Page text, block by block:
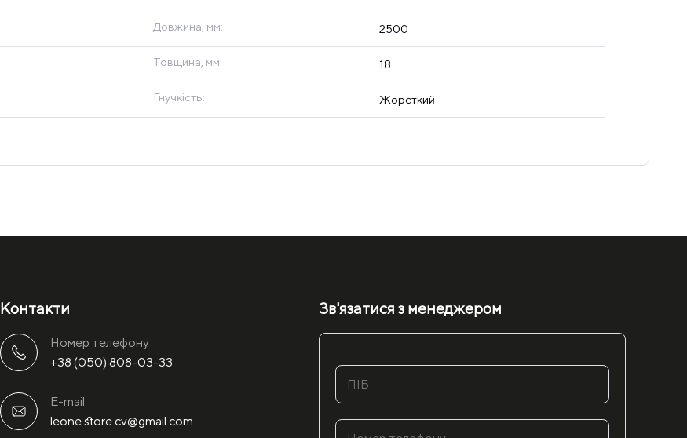
Довжина, мм: 2500
Товщина, мм: 18
Гнучкість: Жорсткий
Контакти
Номер телефону
+38 (050) 808-03-33
E-mail
leone.store.cv@gmail.com
Зв'язатися з менеджером